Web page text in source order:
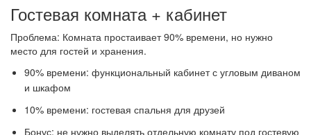
Гостевая комната + кабинет
Проблема: Комната простаивает 90% времени, но нужно
место для гостей и хранения.
90% времени: функциональный кабинет с угловым диваном
и шкафом
10% времени: гостевая спальня для друзей
Бонус: не нужно выделять отдельную комнату под гостевую